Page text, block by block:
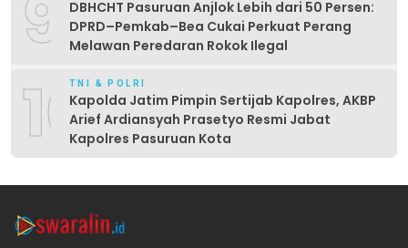
9
DBHCHT Pasuruan Anjlok Lebih dari 50 Persen:
DPRD–Pemkab–Bea Cukai Perkuat Perang
Melawan Peredaran Rokok Ilegal
10TNI & POLRI
Kapolda Jatim Pimpin Sertijab Kapolres, AKBP
Arief Ardiansyah Prasetyo Resmi Jabat
Kapolres Pasuruan Kota